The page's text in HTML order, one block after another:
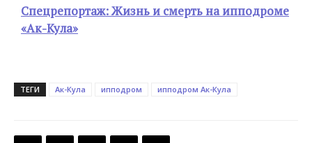
Спецрепортаж: Жизнь и смерть на ипподроме
«Ак-Кула»
ТЕГИ Ак-Кула ипподром ипподром Ак-Кула